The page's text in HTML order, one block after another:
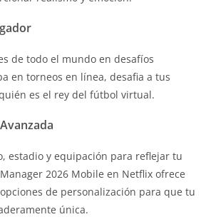
de todo el mundo en desafíos
en torneos en línea, desafia a tus
es el rey del fútbol virtual.
estadio y equipación para reflejar tu
2026 Mobile en Netflix ofrece
de personalización para que tu
única.